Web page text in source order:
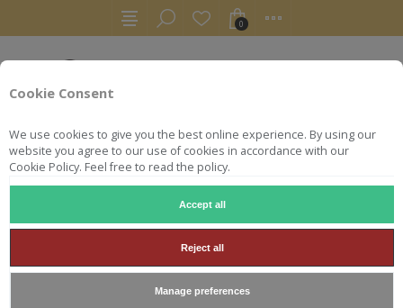
Cookie Consent
We use cookies to give you the best online experience. By using our
website you agree to our use of cookies in accordance with our
Cookie Policy. Feel free to read the policy.
Accept all
Reject all
Manage preferences
0
CHÂTEAU DES JACQUES